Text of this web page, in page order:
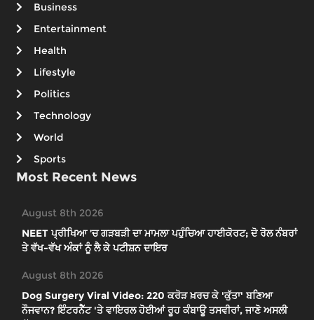
Business
Entertainment
Health
Lifestyle
Politics
Technology
World
Sports
Most Recent News
August 8th 2026
NEET ਪ੍ਰੀਖਿਆ ’ਚ ਗੜਬੜੀ ਦਾ ਮਾਮਲਾ ਪਹੁੰਚਿਆ ਹਾਈਕੋਰਟ; ਦੋ ਰੋਲ ਨੰਬਰਾਂ
ਤੇ ਵੱਖ-ਵੱਖ ਅੰਕਾਂ ਨੂੰ ਲੈ ਕੇ ਪਟੀਸ਼ਨ ਦਾਇਰ
August 8th 2026
Dog Surgery Viral Video: 220 ਕਰੋੜ ਖ਼ਰਚ ਕੇ 'ਕੁੱਤਾ' ਬਣਿਆ
ਨੌਜਵਾਨ? ਇੰਟਰਨੈੱਟ 'ਤੇ ਵਾਇਰਲ ਹੋਈਆਂ ਰੂਹ ਕੰਬਾਊ ਤਸਵੀਰਾਂ, ਜਾਣੋ ਅਸਲੀ